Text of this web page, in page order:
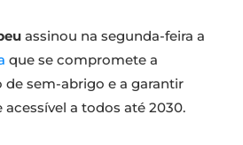
assinou na segunda-feira a
que se compromete a
de sem-abrigo e a garantir
a todos até 2030.